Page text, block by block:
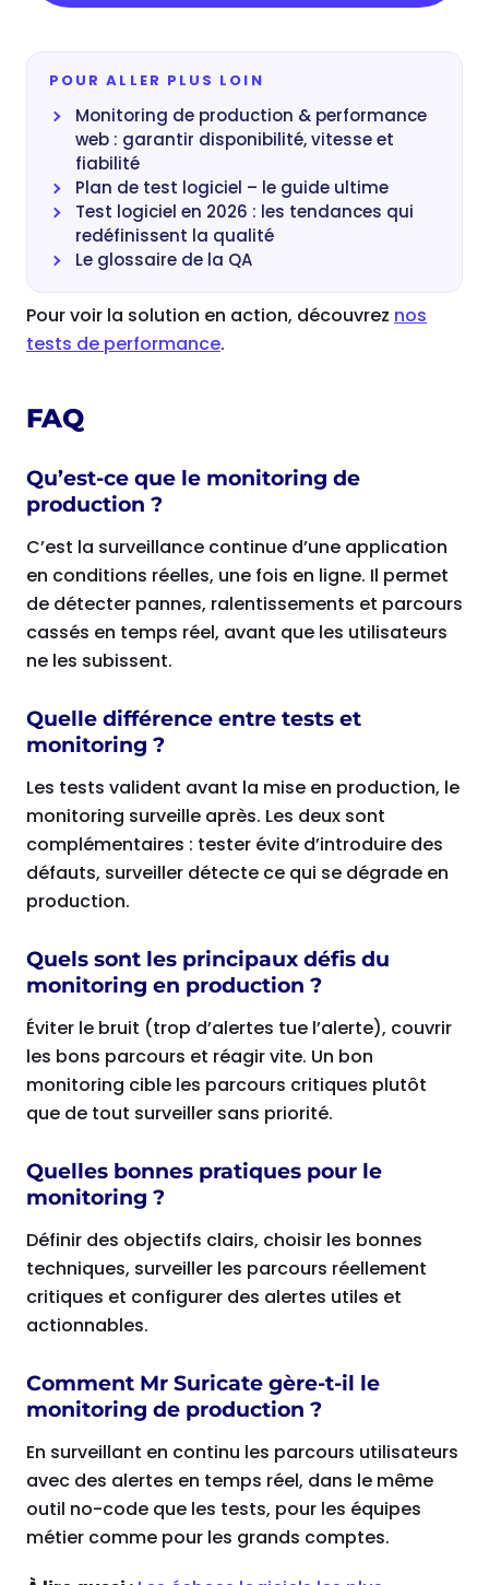
POUR ALLER PLUS LOIN
Monitoring de production & performance
web : garantir disponibilité, vitesse et
fiabilité
Plan de test logiciel – le guide ultime
Test logiciel en 2026 : les tendances qui
redéfinissent la qualité
Le glossaire de la QA
Pour voir la solution en action, découvrez nos
tests de performance.
FAQ
Qu’est-ce que le monitoring de
production ?
C’est la surveillance continue d’une application
en conditions réelles, une fois en ligne. Il permet
de détecter pannes, ralentissements et parcours
cassés en temps réel, avant que les utilisateurs
ne les subissent.
Quelle différence entre tests et
monitoring ?
Les tests valident avant la mise en production, le
monitoring surveille après. Les deux sont
complémentaires : tester évite d’introduire des
défauts, surveiller détecte ce qui se dégrade en
production.
Quels sont les principaux défis du
monitoring en production ?
Éviter le bruit (trop d’alertes tue l’alerte), couvrir
les bons parcours et réagir vite. Un bon
monitoring cible les parcours critiques plutôt
que de tout surveiller sans priorité.
Quelles bonnes pratiques pour le
monitoring ?
Définir des objectifs clairs, choisir les bonnes
techniques, surveiller les parcours réellement
critiques et configurer des alertes utiles et
actionnables.
Comment Mr Suricate gère-t-il le
monitoring de production ?
En surveillant en continu les parcours utilisateurs
avec des alertes en temps réel, dans le même
outil no-code que les tests, pour les équipes
métier comme pour les grands comptes.